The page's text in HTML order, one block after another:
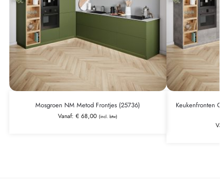
Mosgroen NM Metod Frontjes (25736)
Vanaf:€ 68,00 (incl. btw)
Keukenfronten